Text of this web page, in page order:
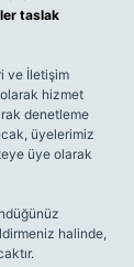
taslak
ve İletişim
olarak hizmet
denetleme
üyelerimiz
üye olarak
halinde,